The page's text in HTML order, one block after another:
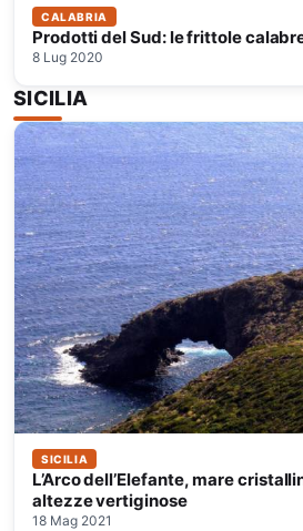
CALABRIA
Prodotti del Sud: le frittole
8 Lug 2020
SICILIA
SICILIA
L’Arco dell’Elefante, mare
altezze vertiginose
18 Mag 2021